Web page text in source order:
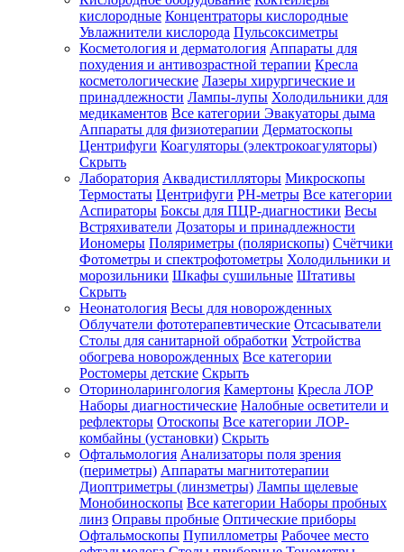
Зарегистрироваться
Зачем
регистрироваться?
Все
покупки
одном
месте
Личный
менеджер
Отслеживание
статуса
заказа
кислородные Концентраторы кислородные
Увлажнители кислорода Пульсоксиметры
Косметология и дерматология Аппараты для
похудения и антивозрастной терапии Кресла
косметологические Лазеры хирургические и
принадлежности Лампы-лупы Холодильники для
медикаментов Все категории Эвакуаторы дыма
Аппараты для физиотерапии Дерматоскопы
Центрифуги Коагуляторы (электрокоагуляторы)
Скрыть
Лаборатория Аквадистилляторы Микроскопы
Термостаты Центрифуги PH-метры Все категории
Аспираторы Боксы для ПЦР-диагностики Весы
Встряхиватели Дозаторы и принадлежности
Иономеры Поляриметры (полярископы) Счётчики
Фотометры и спектрофотометры Холодильники и
морозильники Шкафы сушильные Штативы
Скрыть
Неонатология Весы для новорожденных
Облучатели фототерапевтические Отсасыватели
Столы для санитарной обработки Устройства
обогрева новорожденных Все категории
Ростомеры детские Скрыть
Оториноларингология Камертоны Кресла ЛОР
Наборы диагностические Налобные осветители и
рефлекторы Отоскопы Все категории ЛОР-
комбайны (установки) Скрыть
Офтальмология Анализаторы поля зрения
(периметры) Аппараты магнитотерапии
Диоптриметры (линзметры) Лампы щелевые
Монобиноскопы Все категории Наборы пробных
линз Оправы пробные Оптические приборы
Офтальмоскопы Пупиллометры Рабочее место